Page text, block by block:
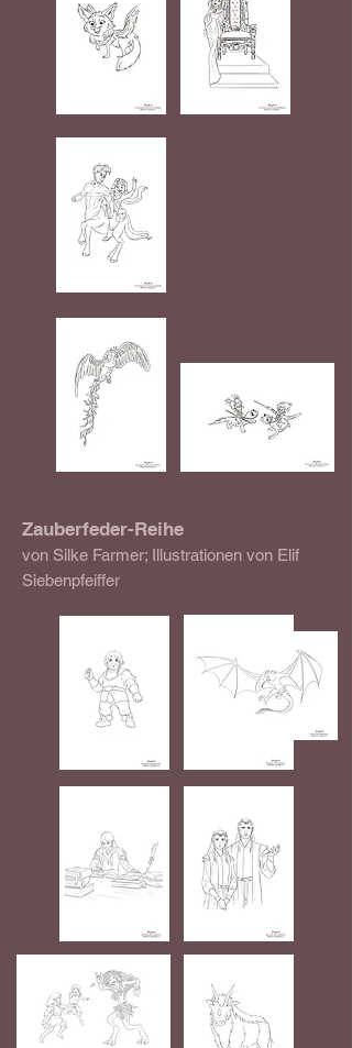
Zauberfeder-Reihe
von Silke Farmer; Illustrationen von Elif
Siebenpfeiffer